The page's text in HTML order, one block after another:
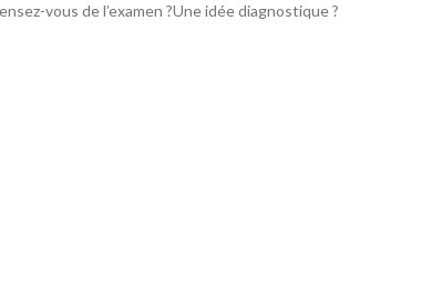
vous de l’examen ?Une idée diagnostique ?